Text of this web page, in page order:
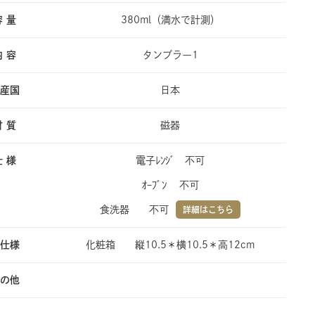
量 380ml（満水で計測）
容 タンブラー1
国 日本
質 磁器
様 電子ﾚﾝｼﾞ 不可
ｵｰﾌﾞﾝ 不可
食洗器 不可 詳細はこちら
様 化粧箱 縦10.5＊横10.5＊高12cm
他